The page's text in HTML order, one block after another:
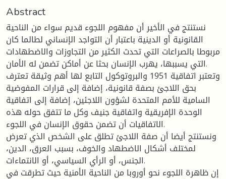
Abstract
نستنتج في الأخير أن مفهوم اللجوء قديم سواء من الناحية
القانونية أو الدينية باعتبار أن التواجد الإنساني لطالما كان
مربوطا بالصراعات التي تحدث الكثير من التجاوزات والاضطهادات
التي يسببها، يهرب الإنسان بحثا عن أماكن تضمن له الأمان.
وتعتبر اتفاقية 1951 والبروتوكول التابع لها أهم وثيقة تعترف
بحق اللاجئ بصفة قانونية، إضافة إلى قرارات المفوضية
السامية للأمم المتحدة لشؤون اللاجئين، إضافة إلى اتفاقية
الوحدة الإفريقية واتفاقية جنيف وكل ما تتفق حوله هذه
الاتفاقيات أن تضمن حقوق الإنسان في اللجوء.
ونستنتج أيضا أن صفة اللاجئ تطلق على الشخص الذي تعرض
لمختلف أشكال الاضطهاد والخوف، بسبب العرق، الدين،
الجنس، أو الرأي السياسي، أو الانتماءات.
إن ظاهرة اللجوء نحو أوروبا من الناحية الأمنية حيث تطرقت في